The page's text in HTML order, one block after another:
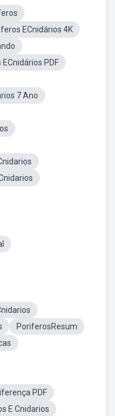
ECnidários 4K
PDF
7 Ano
PoriferosResum
PDF
E Cnidarios